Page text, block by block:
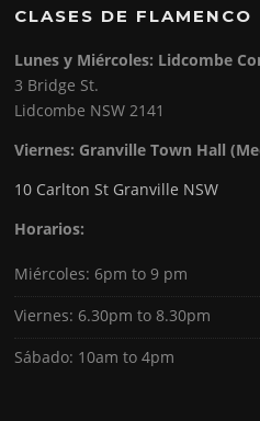
CLASES DE FLAMENCO
Lunes y Miércoles: Lidcombe
3 Bridge St.
Lidcombe NSW 2141
Viernes: Granville Town Hall
10 Carlton St Granville NSW
Horarios:
Miércoles: 6pm to 9 pm
Viernes: 6.30pm to 8.30pm
Sábado: 10am to 4pm